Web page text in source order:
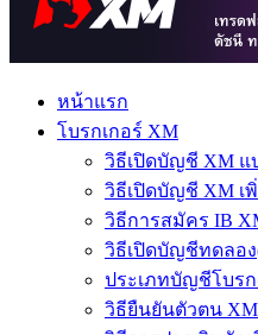
หน้าแรก
โบรกเกอร์ XM
วิธีเปิดบัญชี XM แ
วิธีเปิดบัญชี XM
วิธีการสมัคร IB
วิธีเปิดบัญชีทดลอง
ประเภทบัญชีโบรก
วิธียืนยันตัวตน XM